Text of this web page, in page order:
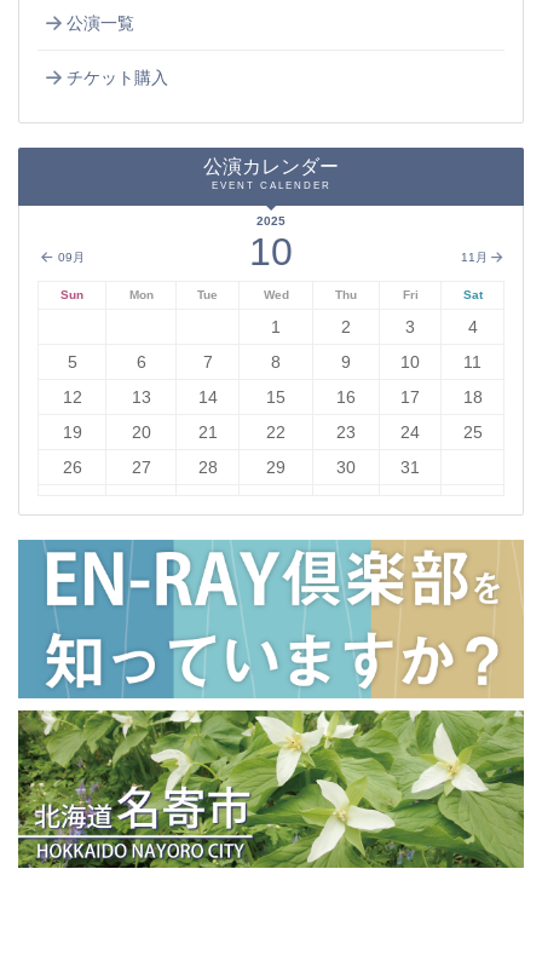
公演一覧
チケット購入
公演カレンダー
EVENT CALENDER
09月 11月
2025
10
Sun Mon Tue Wed Thu Fri Sat
1 2 3
4
5
6 7 8 9 10
11
12
13 14 15 16 17
18
19
20 21 22 23 24
25
26
27 28 29 30 31